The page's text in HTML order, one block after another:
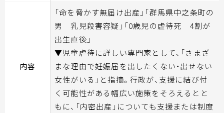
内容
「命を脅かす無届け出産」「群馬県中之条町の
男 乳児殺害容疑」「0歳児の虐待死 4割が
出生直後」
▼児童虐待に詳しい専門家として、「さまざ
まな理由で妊娠届を出したくない・出せない
女性がいる」と指摘。行政が、支援に結び付
く可能性がある幅広い施策をそろえるとと
もに、「内密出産」についても支援または制度